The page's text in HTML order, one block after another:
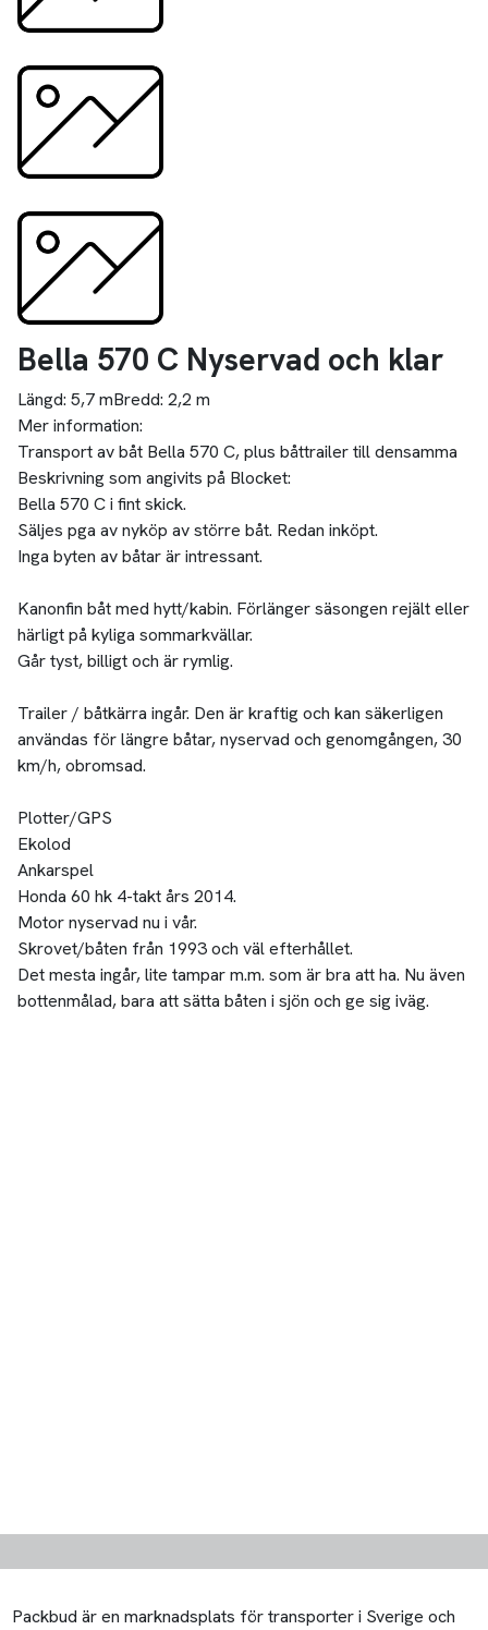
Bella 570 C Nyservad och klar
Längd: 5,7 mBredd: 2,2 m
Mer information:
Transport av båt Bella 570 C, plus båttrailer till densamma
Beskrivning som angivits på Blocket:
Bella 570 C i fint skick.
Säljes pga av nyköp av större båt. Redan inköpt.
Inga byten av båtar är intressant.
Kanonfin båt med hytt/kabin. Förlänger säsongen rejält eller
härligt på kyliga sommarkvällar.
Går tyst, billigt och är rymlig.
Trailer / båtkärra ingår. Den är kraftig och kan säkerligen
användas för längre båtar, nyservad och genomgången, 30
km/h, obromsad.
Plotter/GPS
Ekolod
Ankarspel
Honda 60 hk 4-takt års 2014.
Motor nyservad nu i vår.
Skrovet/båten från 1993 och väl efterhållet.
Det mesta ingår, lite tampar m.m. som är bra att ha. Nu även
bottenmålad, bara att sätta båten i sjön och ge sig iväg.
Packbud är en marknadsplats för transporter i Sverige och